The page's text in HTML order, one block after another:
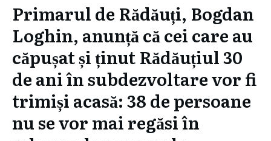
Primarul de Rădăuți, Bogdan
Loghin, anunță că cei care au
căpușat și ținut Rădăuțiul 30
de ani în subdezvoltare vor fi
trimiși acasă: 38 de persoane
nu se vor mai regăsi în